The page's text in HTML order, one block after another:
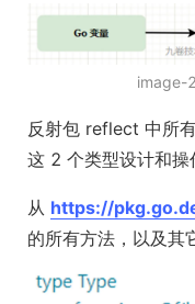
image-
反射包 reflect 中所
这 2 个类型设计和操
从 https://
的所有方法，以及其